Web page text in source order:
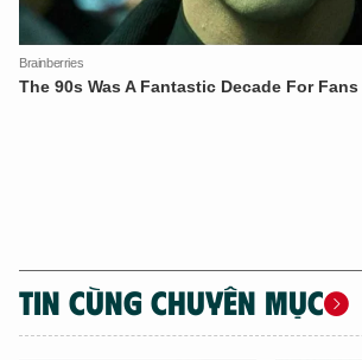
TIN CÙNG CHUYÊN MỤC
XIN CHÀO,
TÔI LÀ CHATBOT CỦA